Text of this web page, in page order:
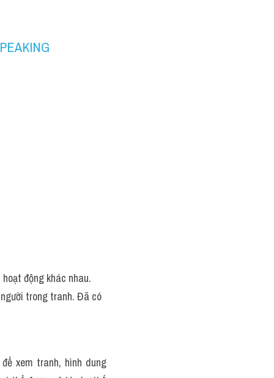
động khác nhau.
trong tranh. Đã có
xem tranh, hình dung